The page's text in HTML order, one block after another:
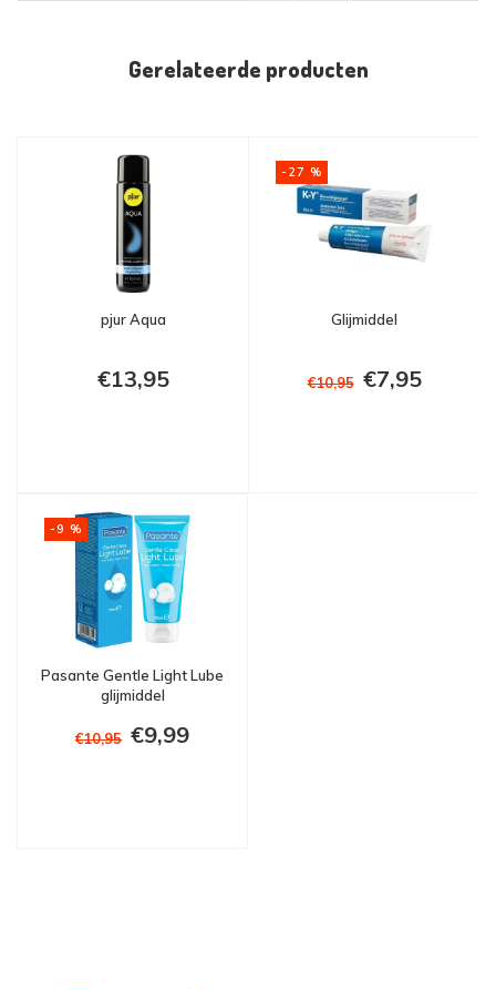
Gerelateerde producten
pjur Aqua
€13,95
-27 %
Glijmiddel
€10,95 €7,95
-9 %
Pasante Gentle Light Lube
glijmiddel
€10,95 €9,99